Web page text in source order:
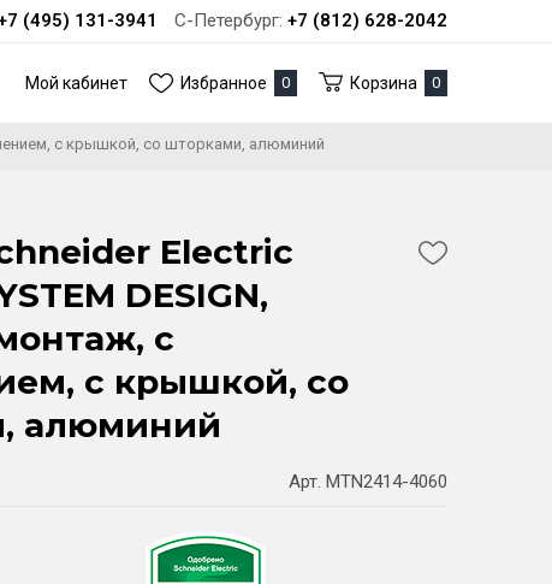
(495) 131-3941 С-Петербург: +7 (812) 628-2042
Мой кабинет Избранное 0 Корзина 0
с крышкой, со шторками, алюминий
Electric
DESIGN,
с
с крышкой, со
алюминий
Арт. MTN2414-4060